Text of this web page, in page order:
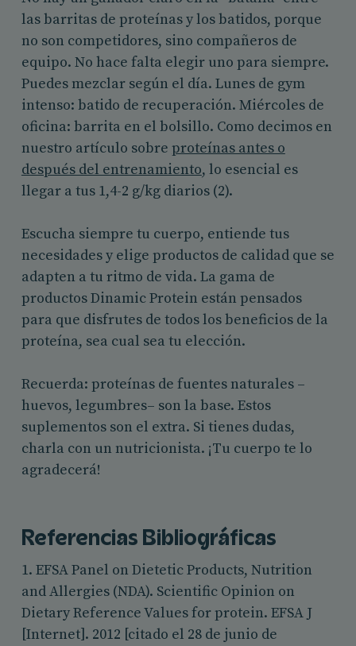
las barritas de proteínas y los batidos, porque
no son competidores, sino compañeros de
equipo. No hace falta elegir uno para siempre.
Puedes mezclar según el día. Lunes de gym
intenso: batido de recuperación. Miércoles de
oficina: barrita en el bolsillo. Como decimos en
nuestro artículo sobre proteínas antes o
después del entrenamiento, lo esencial es
llegar a tus 1,4-2 g/kg diarios (2).
Escucha siempre tu cuerpo, entiende tus
necesidades y elige productos de calidad que se
adapten a tu ritmo de vida. La gama de
productos Dinamic Protein están pensados
para que disfrutes de todos los beneficios de la
proteína, sea cual sea tu elección.
Recuerda: proteínas de fuentes naturales –
huevos, legumbres– son la base. Estos
suplementos son el extra. Si tienes dudas,
charla con un nutricionista. ¡Tu cuerpo te lo
agradecerá!
Referencias Bibliográficas
1. EFSA Panel on Dietetic Products, Nutrition
and Allergies (NDA). Scientific Opinion on
Dietary Reference Values for protein. EFSA J
[Internet]. 2012 [citado el 28 de junio de